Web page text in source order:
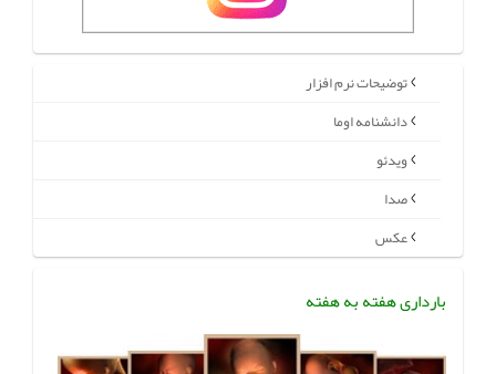
توضیحات نرم افزار
دانشنامه اوما
ویدئو
صدا
عکس
بارداری هفته به هفته